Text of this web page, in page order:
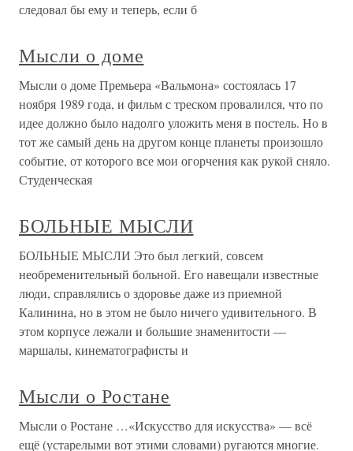
следовал бы ему и теперь, если б
Мысли о доме
Мысли о доме Премьера «Вальмона» состоялась 17
ноября 1989 года, и фильм с треском провалился, что по
идее должно было надолго уложить меня в постель. Но в
тот же самый день на другом конце планеты произошло
событие, от которого все мои огорчения как рукой сняло.
Студенческая
БОЛЬНЫЕ МЫСЛИ
БОЛЬНЫЕ МЫСЛИ Это был легкий, совсем
необременительный больной. Его навещали известные
люди, справлялись о здоровье даже из приемной
Калинина, но в этом не было ничего удивительного. В
этом корпусе лежали и большие знаменитости —
маршалы, кинематографисты и
Мысли о Ростане
Мысли о Ростане …«Искусство для искусства» — всё
ещё (устарелыми вот этими словами) ругаются многие.